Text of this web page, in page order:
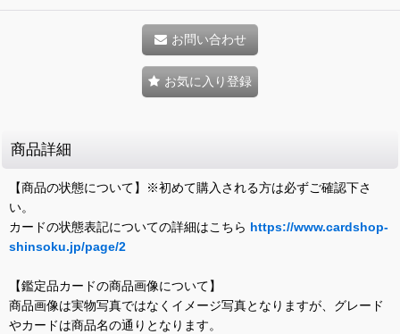
お問い合わせ
お気に入り登録
商品詳細
【商品の状態について】※初めて購入される方は必ずご確認下さ
い。
カードの状態表記についての詳細はこちら https://www.cardshop-
shinsoku.jp/page/2
【鑑定品カードの商品画像について】
商品画像は実物写真ではなくイメージ写真となりますが、グレード
やカードは商品名の通りとなります。